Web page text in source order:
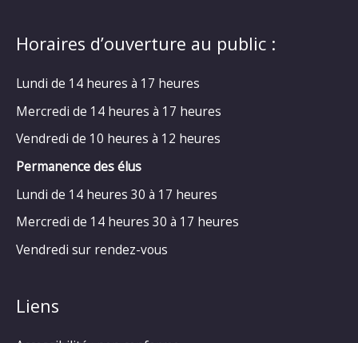
Horaires d’ouverture au public :
Lundi de 14 heures à 17 heures
Mercredi de 14 heures à 17 heures
Vendredi de 10 heures à 12 heures
Permanence des élus
Lundi de 14 heures 30 à 17 heures
Mercredi de 14 heures 30 à 17 heures
Vendredi sur rendez-vous
Liens